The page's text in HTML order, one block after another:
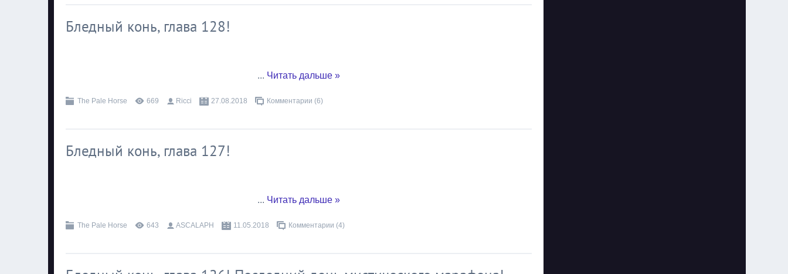
Бледный конь, глава 128!
... Читать дальше »
The Pale Horse 669 Ricci 27.08.2018 Комментарии (6)
Бледный конь, глава 127!
... Читать дальше »
The Pale Horse 643 ASCALAPH 11.05.2018 Комментарии (4)